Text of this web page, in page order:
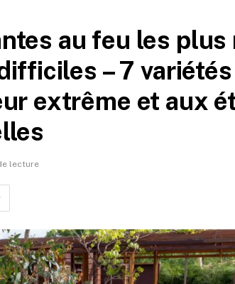
au feu les plus
– 7
extrême et aux
lecture